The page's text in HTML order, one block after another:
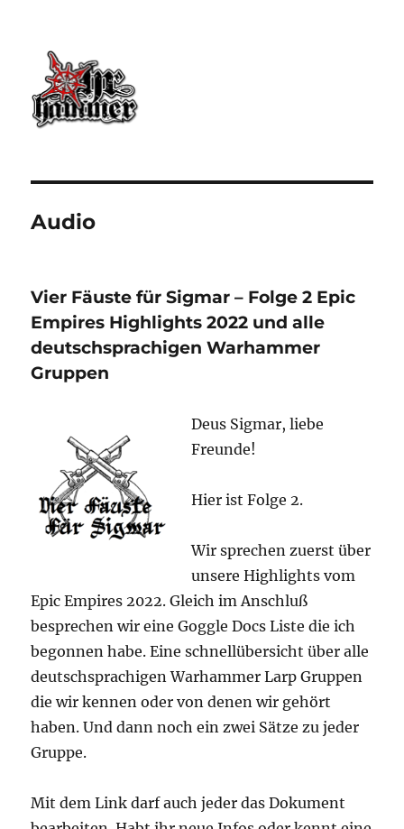
Ohrhammer.online
Audio
Vier Fäuste für Sigmar – Folge 2 Epic
Empires Highlights 2022 und alle
deutschsprachigen Warhammer
Gruppen
Deus Sigmar, liebe
Freunde!
Hier ist Folge 2.
Wir sprechen zuerst über
unsere Highlights vom
Epic Empires 2022. Gleich im Anschluß
besprechen wir eine Goggle Docs Liste die ich
begonnen habe. Eine schnellübersicht über alle
deutschsprachigen Warhammer Larp Gruppen
die wir kennen oder von denen wir gehört
haben. Und dann noch ein zwei Sätze zu jeder
Gruppe.
Mit dem Link darf auch jeder das Dokument